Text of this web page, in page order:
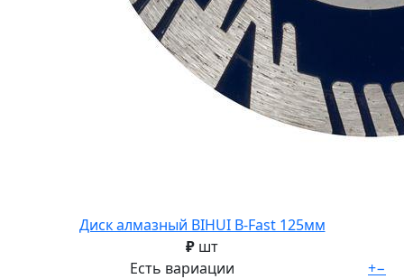
Диск алмазный BIHUI B-Fast 125мм
₽ шт
Есть вариации
+−